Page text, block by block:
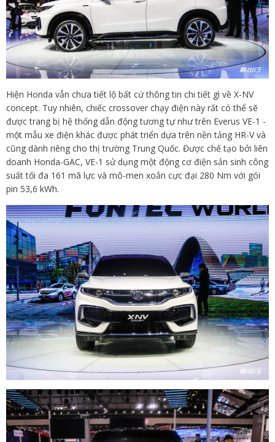
Hiện Honda vẫn chưa tiết lộ bất cứ thông tin chi tiết gì về X-NV
concept. Tuy nhiên, chiếc crossover chạy điện này rất có thể sẽ
được trang bị hệ thống dẫn động tương tự như trên Everus VE-1 -
một mẫu xe điện khác được phát triển dựa trên nền tảng HR-V và
cũng dành riêng cho thị trường Trung Quốc. Được chế tạo bởi liên
doanh Honda-GAC, VE-1 sử dụng một động cơ điện sản sinh công
suất tối đa 161 mã lực và mô-men xoắn cực đại 280 Nm với gói
pin 53,6 kWh.